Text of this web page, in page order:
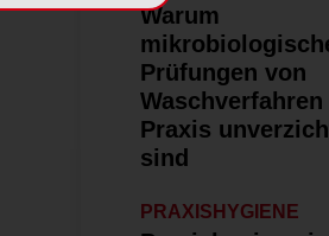
Warum
Prüfungen von
Praxis
sind
PRAXISHYGIENE